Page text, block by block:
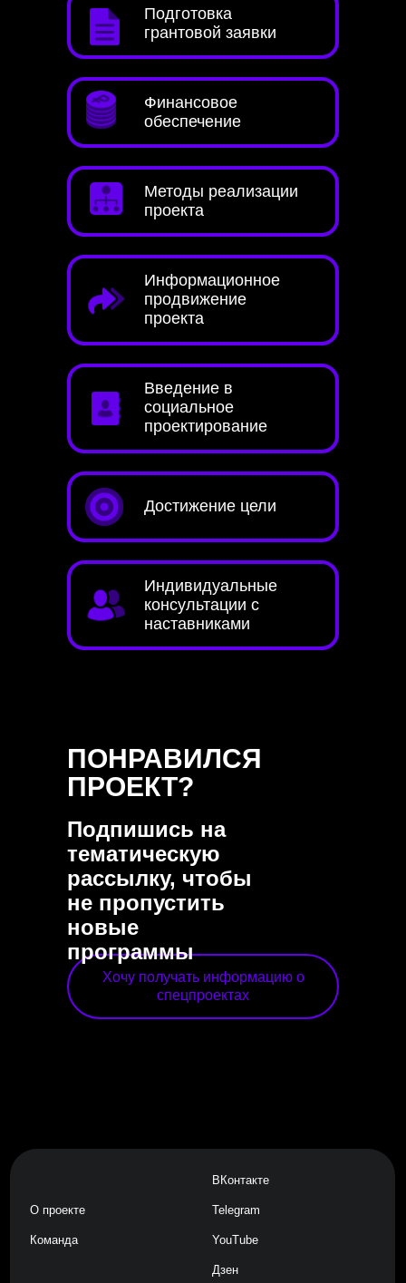
Подготовка
грантовой заявки
Финансовое
обеспечение
Методы реализации
проекта
Информационное
продвижение
проекта
Введение в
социальное
проектирование
Достижение цели
Индивидуальные
консультации с
наставниками
Хочу получать информацию о
спецпроектах
ПОНРАВИЛСЯ
ПРОЕКТ?
Подпишись на
тематическую
рассылку, чтобы
не пропустить
новые
программы
ВКонтакте
О проекте Telegram
Команда YouTube
Дзен